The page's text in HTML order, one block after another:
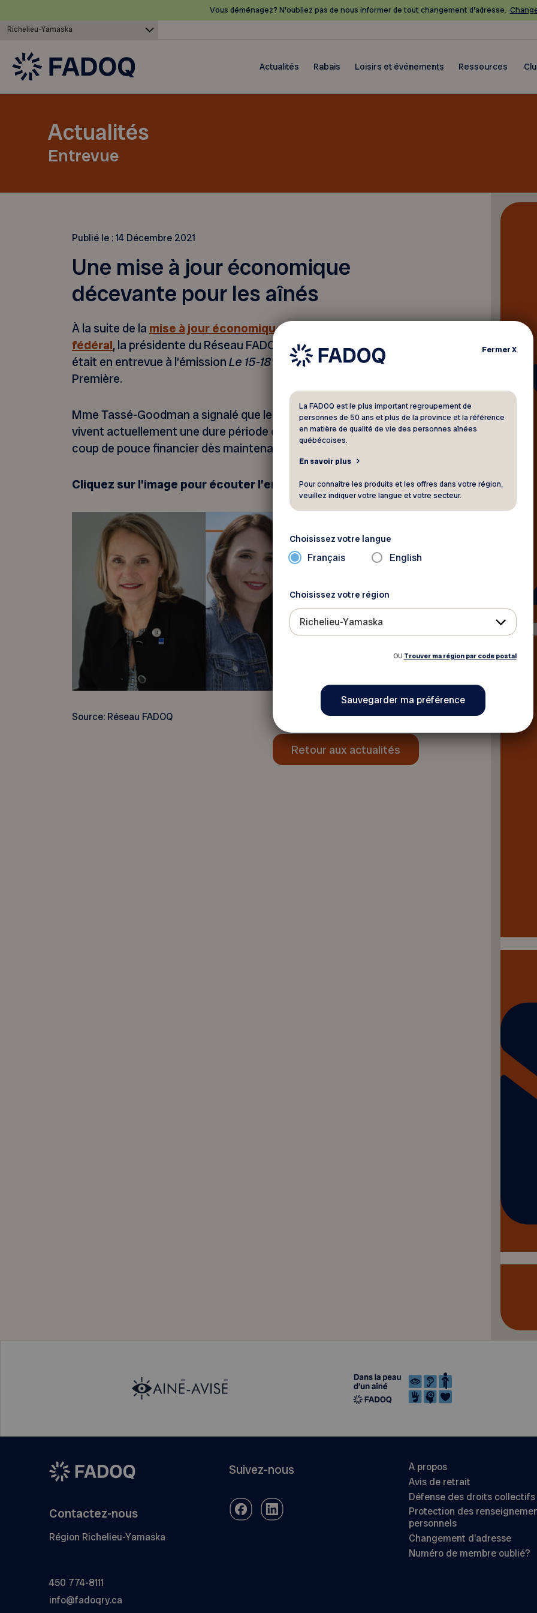
Vous déménagez? N’oubliez pas de nous informer de tout changement d’adresse.
Richelieu-Yamaska
Actualités Rabais Loisirs et événements Ressources
Actualités
Entrevue
Publié le :14 Décembre 2021
Une mise à jour économique
décevante pour les aînés
À la suite de lamise à jour économique du gouvernement
fédéral, la présidente du Réseau FADOQ, Gisèle Tassé-Goodman,
était en entrevue à l’émissionLe 15-18
sur les ondes d’ICI
Première.
Mme Tassé-Goodman a signalé que les aînés à faible revenu
vivent actuellement une dure période et qu’ils ont besoin d’un
coup de pouce financier dès maintenant.
Cliquez sur l’image pour écouter l’entrevue.
Source: Réseau FADOQ
Retour aux actualités
Contactez-nous
Région Richelieu-Yamaska
450 774-8111
info@fadoqry.ca
Suivez-nous
À propos
Avis de retrait
Défense des droits collectifs
Protection des
personnels
Changement d’adresse
Numéro de membre oublié?
FermerX
La FADOQ est le plus important regroupement de
personnes de 50 ans et plus de la province et la référence
en matière de qualité de vie des personnes aînées
québécoises.
En savoir plus
Pour connaître les produits et les offres dans votre région,
veuillez indiquer votre langue et votre secteur.
Choisissez votre langue
Français English
Choisissez votre région
Richelieu-Yamaska
OU Trouver ma région par code postal